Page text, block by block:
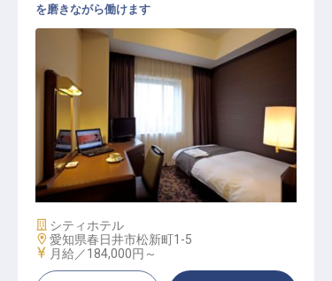
パティシエ
を磨きながら働けます
施設業態
シティホテル
勤務地
愛知県春日井市松新町1-5
給与
月給／184,000円～